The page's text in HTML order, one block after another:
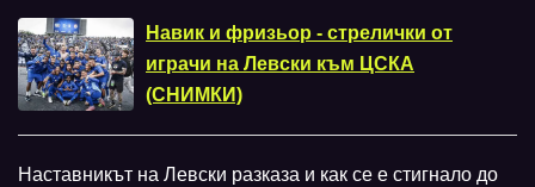
Навик и фризьор - стрелички от
играчи на Левски към ЦСКА
(СНИМКИ)
Наставникът на Левски разказа и как се е стигнало до